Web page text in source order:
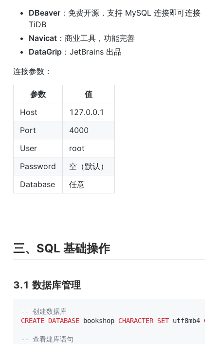
DBeaver ：免费开源，支持 MySQL 连接即可连接
TiDB
Navicat ：商业工具，功能完善
DataGrip ：JetBrains 出品
连接参数：
参数
值
Host
127.0.0.1
Port
4000
User
root
Password
空（默认）
Database
任意
三、SQL 基础操作
3.1 数据库管理
-- 创建数据库
CREATE DATABASE bookshop CHARACTER SET utf8mb4
-- 查看建库语句